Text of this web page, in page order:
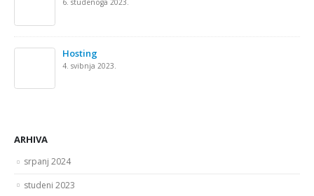
6. studenoga 2023.
Hosting
4. svibnja 2023.
ARHIVA
srpanj 2024
studeni 2023